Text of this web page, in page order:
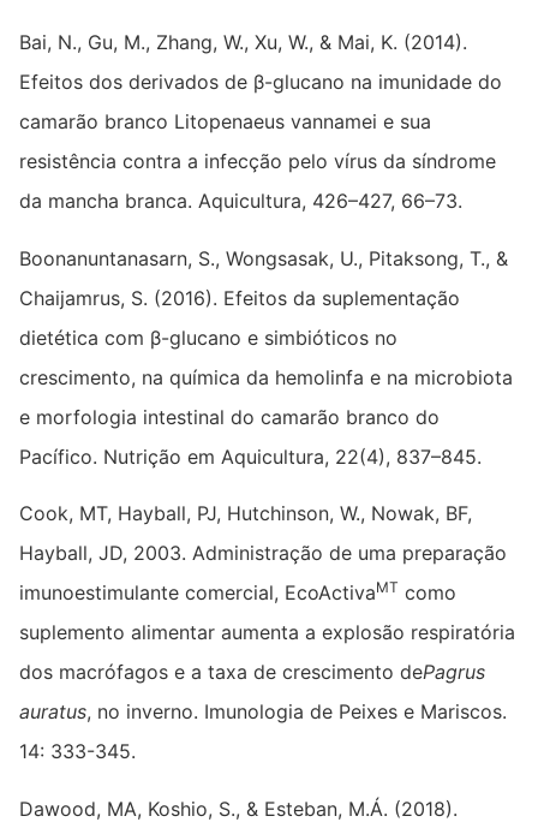
Bai, N., Gu, M., Zhang, W., Xu, W., & Mai, K. (2014).
Efeitos dos derivados de β-glucano na imunidade do
camarão branco Litopenaeus vannamei e sua
resistência contra a infecção pelo vírus da síndrome
da mancha branca. Aquicultura, 426–427, 66–73.
Boonanuntanasarn, S., Wongsasak, U., Pitaksong, T., &
Chaijamrus, S. (2016). Efeitos da suplementação
dietética com β-glucano e simbióticos no
crescimento, na química da hemolinfa e na microbiota
e morfologia intestinal do camarão branco do
Pacífico. Nutrição em Aquicultura, 22(4), 837–845.
Cook, MT, Hayball, PJ, Hutchinson, W., Nowak, BF,
Hayball, JD, 2003. Administração de uma preparação
imunoestimulante comercial, EcoActivaMT como
suplemento alimentar aumenta a explosão respiratória
dos macrófagos e a taxa de crescimento dePagrus
auratus, no inverno. Imunologia de Peixes e Mariscos.
14: 333-345.
Dawood, MA, Koshio, S., & Esteban, M.Á. (2018).